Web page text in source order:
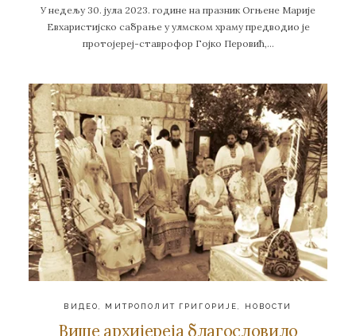
У недељу 30. јула 2023. године на празник Огњене Марије
Евхаристијско сабрање у улмском храму предводио је
протојереј-ставрофор Гојко Перовић,…
ВИДЕО МИТРОПОЛИТ ГРИГОРИЈЕ НОВОСТИ
Више архијереја благословило